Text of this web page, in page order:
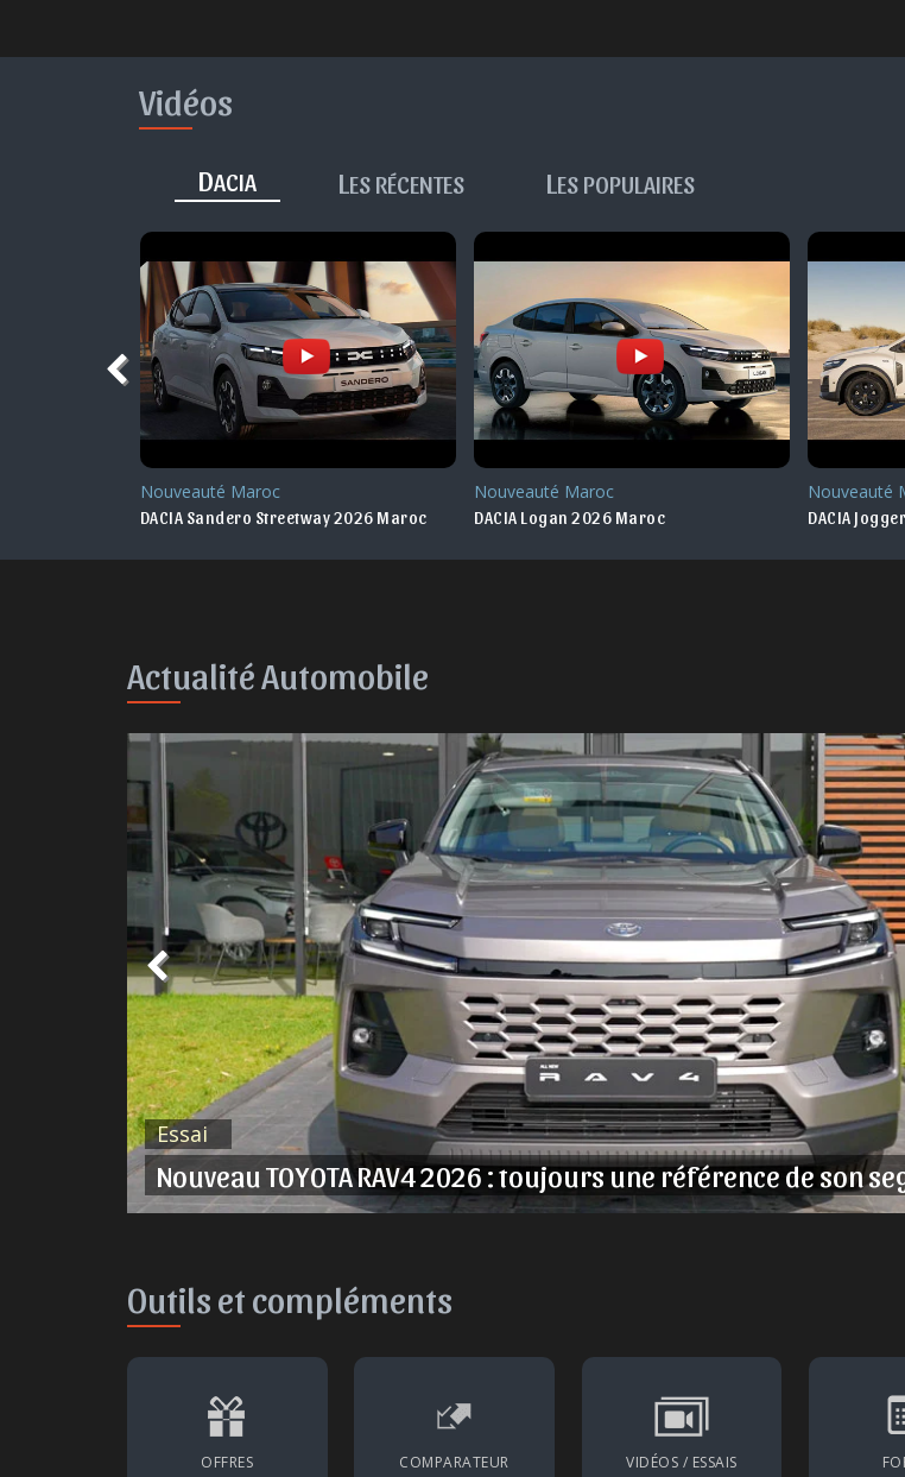
Vidéos
DACIA L ES RÉCENTES L ES POPULAIRES
Nouveauté Maroc
DACIA Sandero Streetway 2026 Maroc
Nouveauté Maroc
DACIA Logan 2026 Maroc
Nouveauté
DACIA
Actualité Automobile
Essai
Nouveau TOYOTA RAV4 2026 : toujours une référence de son
Outils et compléments
OFFRES COMPARATEUR VIDÉOS / ESSAIS